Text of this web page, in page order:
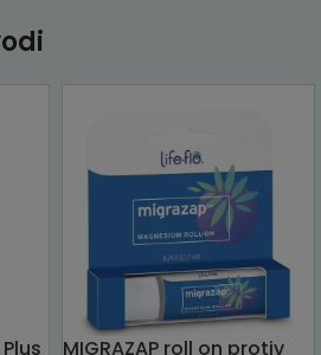
MIGRAZAP roll on protiv